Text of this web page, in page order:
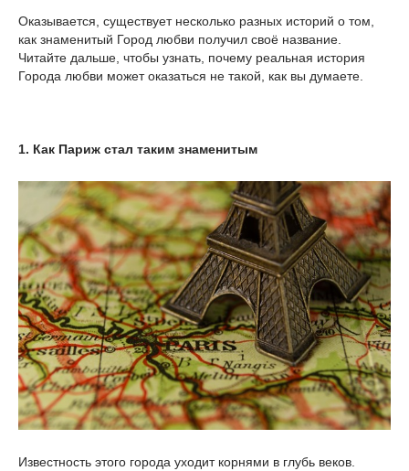
Оказывается, существует несколько разных историй о том,
как знаменитый Город любви получил своё название.
Читайте дальше, чтобы узнать, почему реальная история
Города любви может оказаться не такой, как вы думаете.
1. Как Париж стал таким знаменитым
Известность этого города уходит корнями в глубь веков.